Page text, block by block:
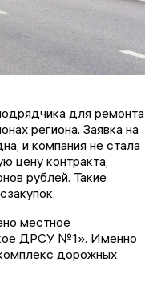
для ремонта
региона. Заявка на
и компания не стала
цену контракта,
рублей. Такие
местное
ДРСУ №1». Именно
дорожных